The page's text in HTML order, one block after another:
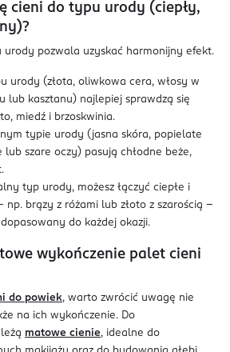
cieni do typu urody (ciepły,
urody pozwala uzyskać harmonijny efekt.
urody (złota, oliwkowa cera, włosy w
lub kasztanu) najlepiej sprawdzą się
miedź i brzoskwinia.
typie urody (jasna skóra, popielate
lub szare oczy) pasują chłodne beże,
typ urody, możesz łączyć ciepłe i
np. brązy z różami lub złoto z szarością –
do każdej okazji.
wykończenie palet cieni
do powiek, warto zwrócić uwagę nie
na ich wykończenie. Do
matowe cienie, idealne do